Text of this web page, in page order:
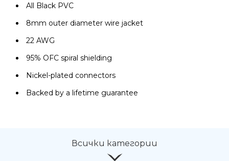
All Black PVC
8mm outer diameter wire jacket
22 AWG
95% OFC spiral shielding
Nickel-plated connectors
Backed by a lifetime guarantee
Всички категории